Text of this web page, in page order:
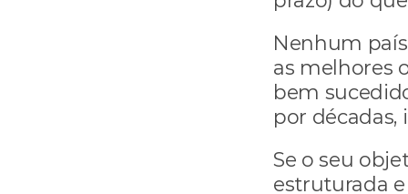
Nenhum
as melhores
bem
por
Se o seu
estruturada